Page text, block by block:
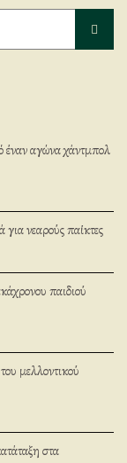
έναν αγώνα χάντμπολ
για νεαρούς παίκτες
παιδιού
μελλοντικού
στα